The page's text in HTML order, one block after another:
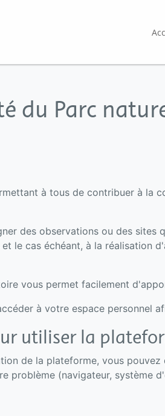
du Parc
à tous de contribuer à la
des observations ou des sites
le cas échéant, à la réalisation
vous permet facilement
à votre espace personnel
utiliser la
de la plateforme, vous pouvez
problème (navigateur, système